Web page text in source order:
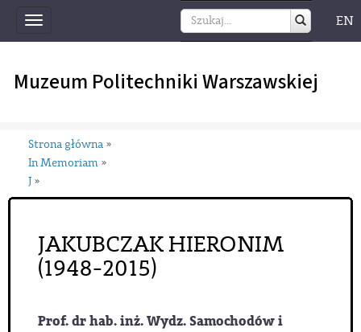
Toggle
navigation
EN
Muzeum Politechniki Warszawskiej
Strona główna »
In Memoriam »
J »
JAKUBCZAK HIERONIM
(1948-2015)
Prof. dr hab. inż. Wydz. Samochodów i